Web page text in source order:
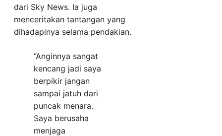
dari Sky News. Ia juga
menceritakan tantangan yang
dihadapinya selama pendakian.
“Anginnya sangat
kencang jadi saya
berpikir jangan
sampai jatuh dari
puncak menara.
Saya berusaha
menjaga